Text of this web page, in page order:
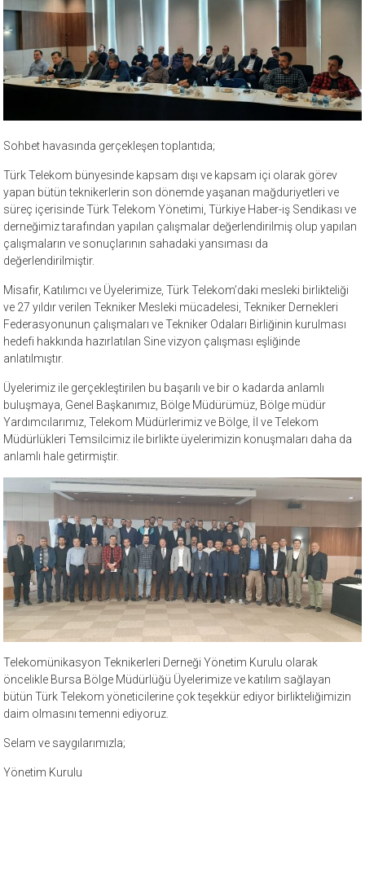
Sohbet havasında gerçekleşen toplantıda;
Türk Telekom bünyesinde kapsam dışı ve kapsam içi olarak görev
yapan bütün teknikerlerin son dönemde yaşanan mağduriyetleri ve
süreç içerisinde Türk Telekom Yönetimi, Türkiye Haber-iş Sendikası ve
derneğimiz tarafından yapılan çalışmalar değerlendirilmiş olup yapılan
çalışmaların ve sonuçlarının sahadaki yansıması da
değerlendirilmiştir.
Misafir, Katılımcı ve Üyelerimize, Türk Telekom’daki mesleki birlikteliği
ve 27 yıldır verilen Tekniker Mesleki mücadelesi, Tekniker Dernekleri
Federasyonunun çalışmaları ve Tekniker Odaları Birliğinin kurulması
hedefi hakkında hazırlatılan Sine vizyon çalışması eşliğinde
anlatılmıştır.
Üyelerimiz ile gerçekleştirilen bu başarılı ve bir o kadarda anlamlı
buluşmaya, Genel Başkanımız, Bölge Müdürümüz, Bölge müdür
Yardımcılarımız, Telekom Müdürlerimiz ve Bölge, İl ve Telekom
Müdürlükleri Temsilcimiz ile birlikte üyelerimizin konuşmaları daha da
anlamlı hale getirmiştir.
Telekomünikasyon Teknikerleri Derneği Yönetim Kurulu olarak
öncelikle Bursa Bölge Müdürlüğü Üyelerimize ve katılım sağlayan
bütün Türk Telekom yöneticilerine çok teşekkür ediyor birlikteliğimizin
daim olmasını temenni ediyoruz.
Selam ve saygılarımızla;
Yönetim Kurulu